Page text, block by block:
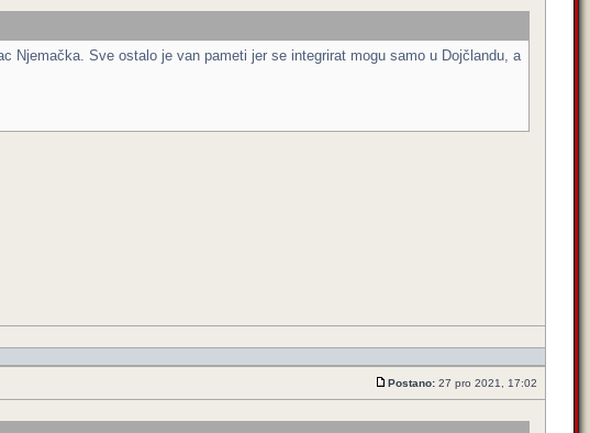
Sve ostalo je van pameti jer se integrirat mogu samo u Dojčlandu, a
Postano: 27 pro 2021, 17:02